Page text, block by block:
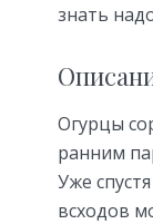
знать
Огурцы
ранним
Уже
всходов